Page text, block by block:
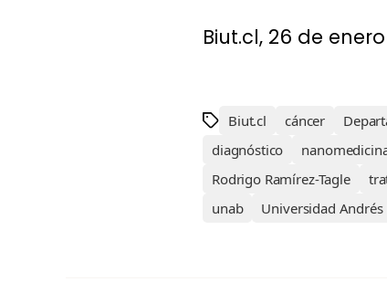
Biut.cl, 26 de enero
Biut.cl cáncer
diagnóstico
Rodrigo Ramírez-Tagle
unab
Universidad Andrés